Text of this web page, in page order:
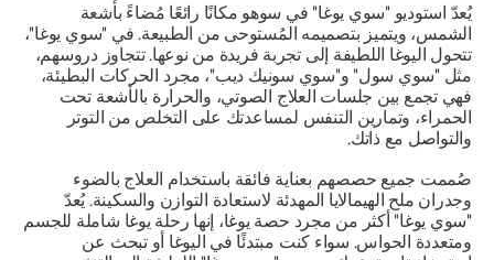
يُعدّ استوديو "سوي يوغا" في سوهو مكانًا رائعًا مُضاءً بأشعة
الشمس، ويتميز بتصميمه المُستوحى من الطبيعة. في "سوي يوغا"،
تتحول اليوغا اللطيفة إلى تجربة فريدة من نوعها. تتجاوز دروسهم،
مثل "سوي سول" و"سوي سونيك ديب"، مجرد الحركات البطيئة،
فهي تجمع بين جلسات العلاج الصوتي، والحرارة بالأشعة تحت
الحمراء، وتمارين التنفس لمساعدتك على التخلص من التوتر
والتواصل مع ذاتك.
صُممت جميع حصصهم بعناية فائقة باستخدام العلاج بالضوء
وجدران ملح الهيمالايا المهدئة لاستعادة التوازن والسكينة. يُعدّ
"سوي يوغا" أكثر من مجرد حصة يوغا، إنها رحلة يوغا شاملة للجسم
ومتعددة الحواس. سواء كنت مبتدئًا في اليوغا أو تبحث عن